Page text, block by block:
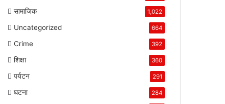
सामाजिक 1,022
Uncategorized 664
Crime 392
शिक्षा 360
पर्यटन 291
घटना 284